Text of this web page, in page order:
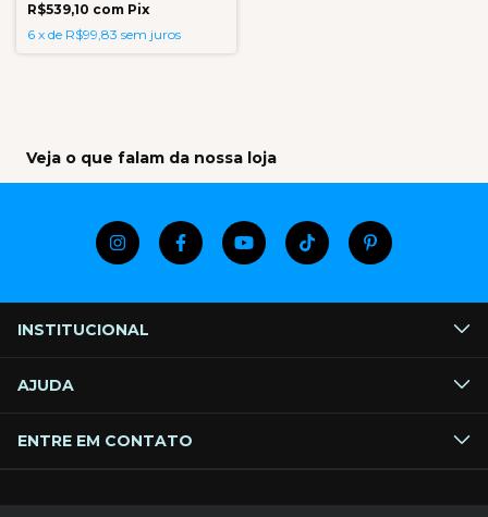
R$539,10 com Pix
6 x de R$99,83 sem juros
Veja o que falam da nossa loja
INSTITUCIONAL
AJUDA
ENTRE EM CONTATO